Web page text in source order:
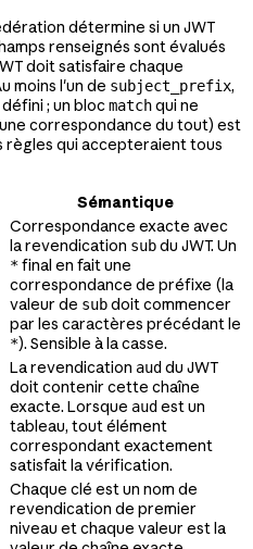
détermine si un JWT
renseignés sont évalués
doit satisfaire chaque
moins l'un de subject_prefix,
; un bloc matchqui ne
correspondance du tout) est
qui accepteraient tous
Sémantique
Correspondance exacte avec
la revendication subdu JWT. Un
*final en fait une
correspondance de préfixe (la
valeur de subdoit commencer
par les caractères précédant le
*). Sensible à la casse.
La revendication auddu JWT
doit contenir cette chaîne
exacte. Lorsque audest un
tableau, tout élément
correspondant exactement
satisfait la vérification.
Chaque clé est un nom de
revendication de premier
niveau et chaque valeur est la